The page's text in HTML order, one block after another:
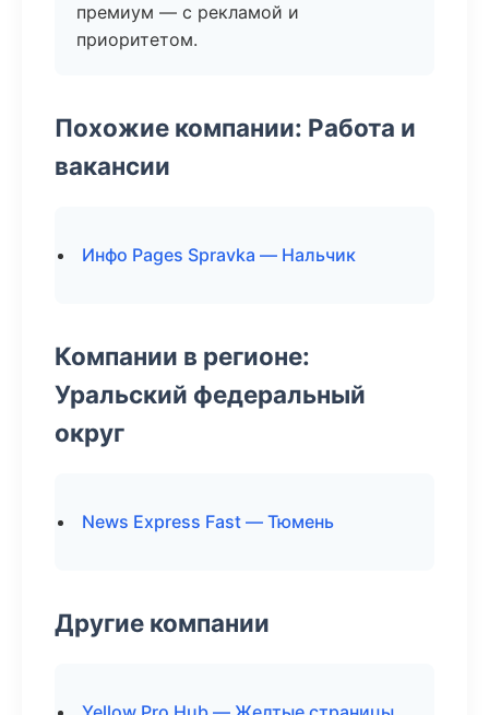
премиум — с рекламой и
приоритетом.
Похожие компании: Работа и
вакансии
Инфо Pages Spravka — Нальчик
Компании в регионе:
Уральский федеральный
округ
News Express Fast — Тюмень
Другие компании